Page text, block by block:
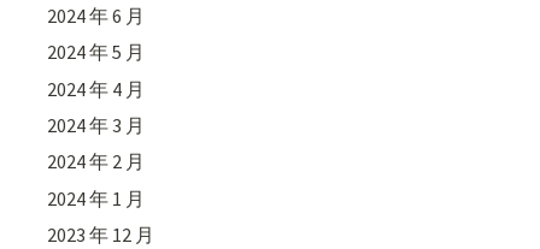
2024 年 6 月
2024 年 5 月
2024 年 4 月
2024 年 3 月
2024 年 2 月
2024 年 1 月
2023 年 12 月